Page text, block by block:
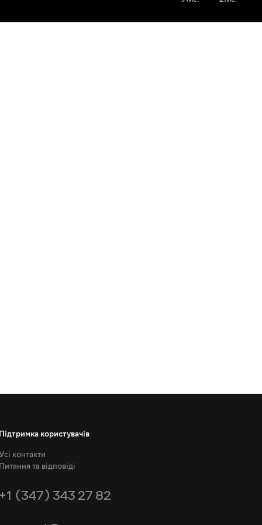
Підтримка користувачів
контакти
Питання та відповіді
+1 (347) 343 27 82